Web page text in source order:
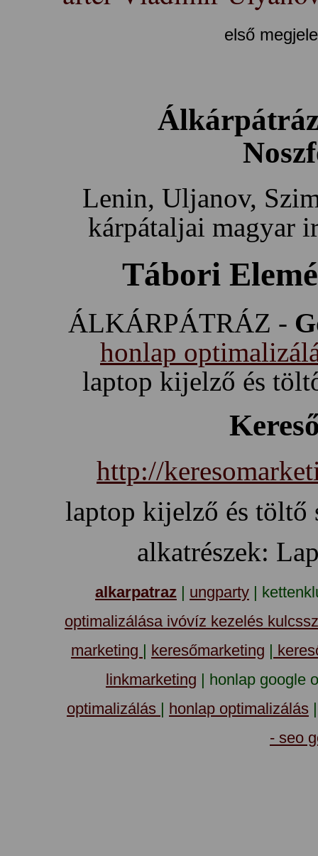
első
Lenin, Uljanov,
kárpátaljai magyar
Tábori
ÁLKÁRPÁTRÁZ -
honlap
laptop kijelző és
http://
laptop kijelző és töltő
alkatrészek:
alkarpatraz ungparty |
optimalizálása ivóvíz kezelés
marketing
keresőmarketing
linkmarketing | honlap google
optimalizálás
honlap optimalizálás
- seo